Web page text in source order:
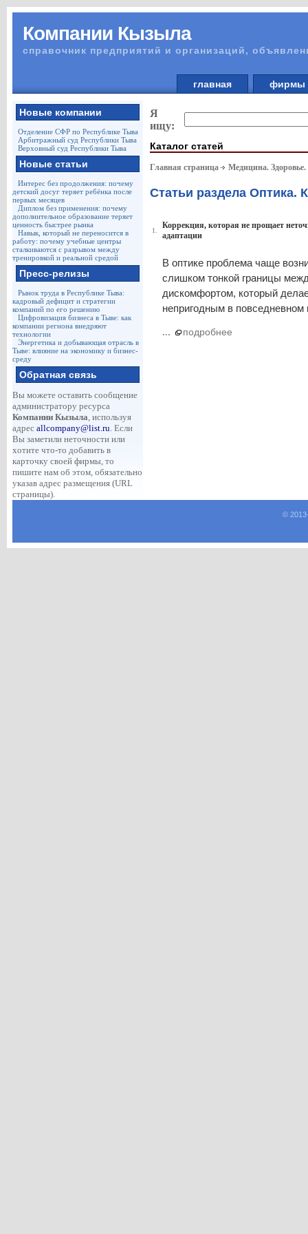
Компании Кызыла
справочник предприятий и организаций,
главная
Новые компании
Отделение СФР по Республике Тыва
Арбитражный суд Республики Тыва
Верховный суд Республики Тыва
Новые статьи
Интерес без продолжения: почему
детский досуг теряет ребёнка после
первых месяцев
Диплом без применения: почему
дополнительное образование теряет
ценность быстрее рынка
Навык, который не переносится в
работу: почему учебные центры
сталкиваются с разрывом между
тренировкой и реальной средой
Пресс-релизы
Рынок труда в Республике Тыва:
кадровый дефицит и стратегии
компаний по его решению
Цифровизация бизнеса в Тыве: как
компании региона внедряют
технологии
Энергетика и добывающая отрасль в
Тыве: влияние на экономику и бизнес-
среду
Обратная связь
Вы можете оставить сообщение
администратору ресурса
Компании Кызыла, используя
адрес allcompany@list.ru. Если
Вы заметили неточности или
хотите что-то добавить в
карточку своей фирмы, то
пишите нам об этом, обязательно
указав адрес размещения (URL
страницы).
Я
ищу:
Каталог статей
Главная страница Медицина. Здоровье.
Статьи раздела Оптика.
1.
Коррекция, которая не прощает
адаптации
В оптике проблема чаще
слишком тонкой границы
дискомфортом, который
непригодным в повседневном
... подробнее
©